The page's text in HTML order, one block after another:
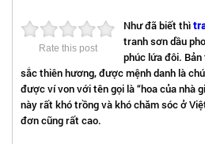
Rate this post
Như đã biết thì
tranh sơn dầu
phúc lứa đôi.
sắc thiên hương, được mệnh danh là
được ví von với tên gọi là “hoa của nhà
này rất khó trồng và khó chăm sóc ở
đơn cũng rất cao.